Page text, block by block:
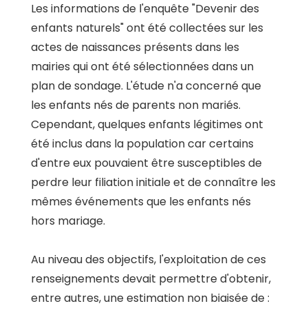
Les informations de l'enquête "Devenir des
enfants naturels" ont été collectées sur les
actes de naissances présents dans les
mairies qui ont été sélectionnées dans un
plan de sondage. L'étude n'a concerné que
les enfants nés de parents non mariés.
Cependant, quelques enfants légitimes ont
été inclus dans la population car certains
d'entre eux pouvaient être susceptibles de
perdre leur filiation initiale et de connaître les
mêmes événements que les enfants nés
hors mariage.
Au niveau des objectifs, l'exploitation de ces
renseignements devait permettre d'obtenir,
entre autres, une estimation non biaisée de :